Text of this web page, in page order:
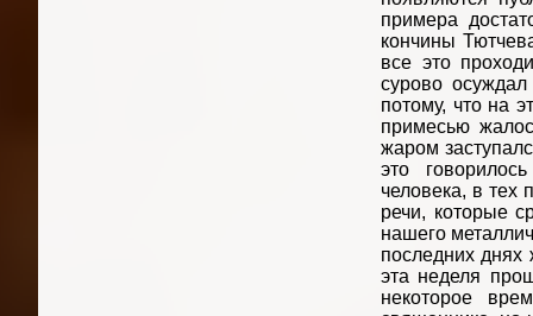
примера
кончины
все это
сурово
потому, что на
примесью
жаром
это
человека, в тех
речи, которые
нашего
последних днях
эта неделя
некоторое